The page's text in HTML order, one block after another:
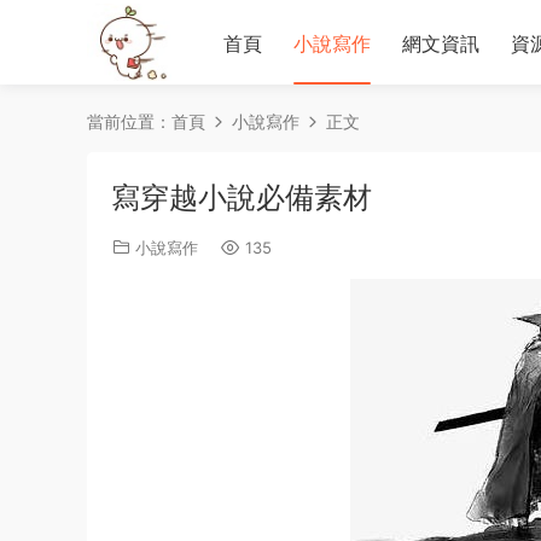
首頁 小說寫作 網文資訊 資
當前位置： 首頁 小說寫作 正文
寫穿越小說必備素材
小說寫作 135